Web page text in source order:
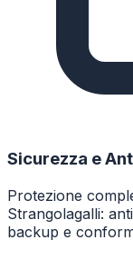
Sicurezza e
Protezione
Strangolagalli:
backup e